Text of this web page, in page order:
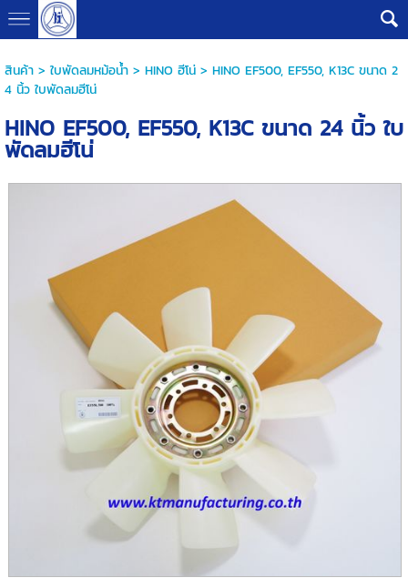
G-B0V8PHQSMZ
สินค้า> ใบพัดลมหม้อน้ำ> HINO ฮีโน่> HINO EF500, EF550, K13C ขนาด 2
4 นิ้ว ใบพัดลมฮีโน่
HINO EF500, EF550, K13C ขนาด 24 นิ้ว ใบ
พัดลมฮีโน่